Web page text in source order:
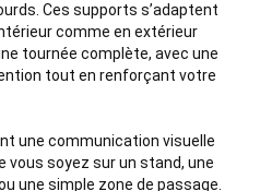
Ces supports s’adaptent
comme en extérieur
tournée complète, avec une
tout en renforçant votre
une communication visuelle
vous soyez sur un stand, une
une simple zone de passage.